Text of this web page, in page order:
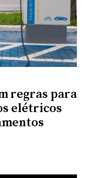
regras para
elétricos